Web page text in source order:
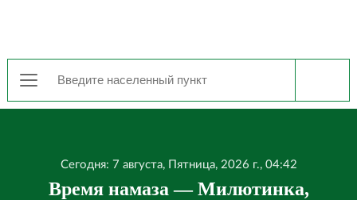
Сегодня: 7 августа, Пятница, 2026 г., 04:42
Время намаза — Милютинка,